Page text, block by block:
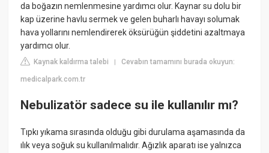
da boğazın nemlenmesine yardımcı olur. Kaynar su dolu bir
kap üzerine havlu sermek ve gelen buharlı havayı solumak
hava yollarını nemlendirerek öksürüğün şiddetini azaltmaya
yardımcı olur.
Kaynak kaldırma talebi |Cevabın tamamını burada okuyun:
medicalpark.com.tr
Nebulizatör sadece su ile kullanılır mı?
Tıpkı yıkama sırasında olduğu gibi durulama aşamasında da
ılık veya soğuk su kullanılmalıdır. Ağızlık aparatı ise yalnızca